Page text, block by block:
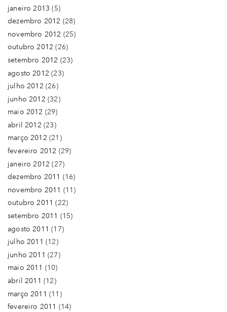
janeiro 2013 (5)
dezembro 2012 (28)
novembro 2012 (25)
outubro 2012 (26)
setembro 2012 (23)
agosto 2012 (23)
julho 2012 (26)
junho 2012 (32)
maio 2012 (29)
abril 2012 (23)
março 2012 (21)
fevereiro 2012 (29)
janeiro 2012 (27)
dezembro 2011 (16)
novembro 2011 (11)
outubro 2011 (22)
setembro 2011 (15)
agosto 2011 (17)
julho 2011 (12)
junho 2011 (27)
maio 2011 (10)
abril 2011 (12)
março 2011 (11)
fevereiro 2011 (14)